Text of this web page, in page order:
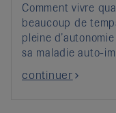
Comment vivre
beaucoup de
pleine
sa maladie auto-
continuer